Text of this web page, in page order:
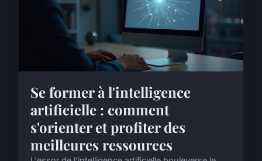
Se former à l'intelligence
artificielle : comment
s'orienter et profiter des
meilleures ressources